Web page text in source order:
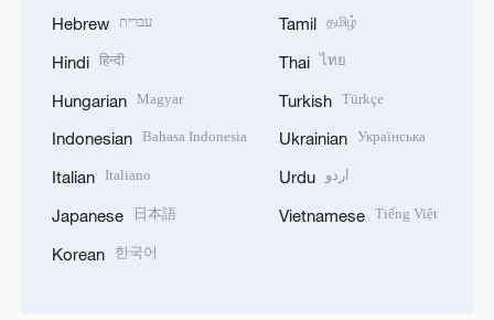
Hebrew עברית
Hindi हिन्दी
Hungarian Magyar
Indonesian Bahasa Indonesia
Italian Italiano
Japanese 日本語
Korean 한국어
Tamil தமிழ்
Thai ไทย
Turkish Türkçe
Ukrainian Українська
Urdu اردو
Vietnamese Tiếng Việt